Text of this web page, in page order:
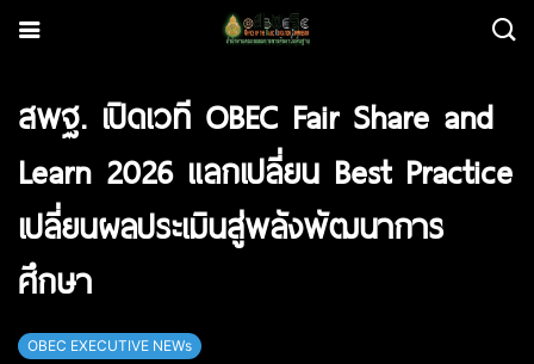
สพฐ. เปิดเวที OBEC Fair Share and
Learn 2026 แลกเปลี่ยน Best Practice
เปลี่ยนผลประเมินสู่พลังพัฒนาการ
ศึกษา
OBEC EXECUTIVE NEWs